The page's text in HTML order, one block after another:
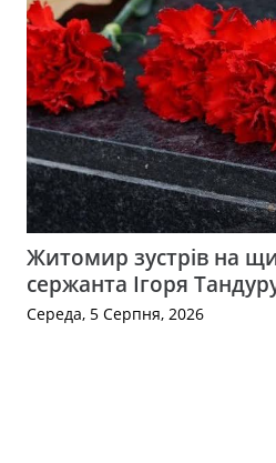
Житомир зустрів на
сержанта Ігоря
Середа, 5 Серпня, 2026